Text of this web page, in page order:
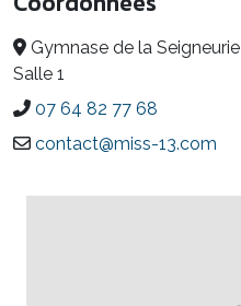
Gymnase de la Seigneurie
Salle 1
07 64 82 77 68
contact@miss-13.com